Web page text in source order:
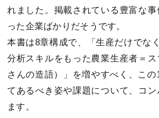
れました。掲載されている豊富な
った企業ばかりだそうです。
本書は8章構成で、「生産だけでな
分析スキルをもった農業生産者＝
さんの造語）」を増やすべく、こ
てあるべき姿や課題について、コ
ます。